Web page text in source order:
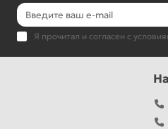
Я прочитал и согласен с